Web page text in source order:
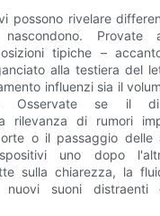
possono rivelare
Provate
tipiche –
alla testiera del
influenzi sia il
Osservate se il
rilevanza di rumori
o il passaggio delle
uno dopo
sulla chiarezza, la
nuovi suoni